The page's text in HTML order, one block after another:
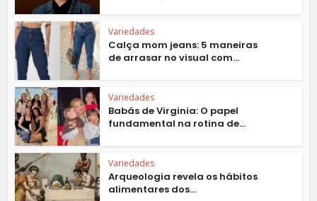
Variedades
Calça mom jeans: 5 maneiras
de arrasar no visual com...
Variedades
Babás de Virginia: O papel
fundamental na rotina de...
Variedades
Arqueologia revela os hábitos
alimentares dos...